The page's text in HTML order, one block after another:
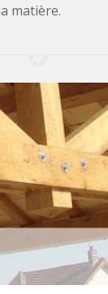
matière.